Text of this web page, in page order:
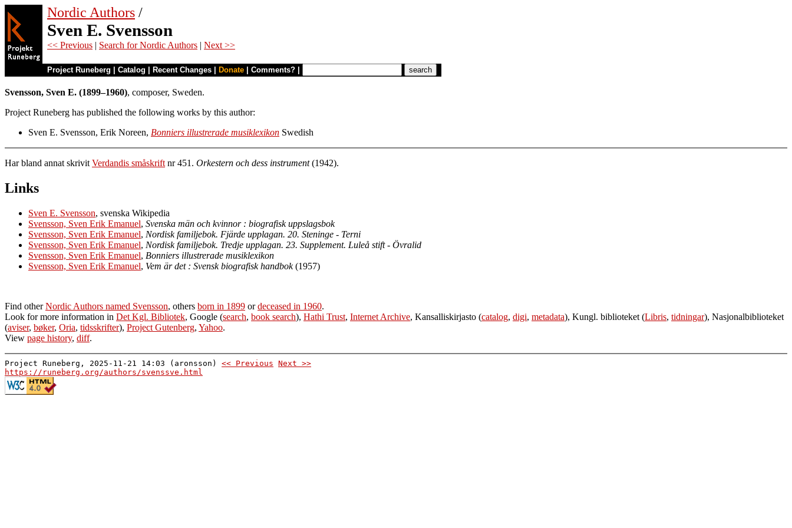
Nordic Authors /
Sven E. Svensson
<< Previous | Search for Nordic Authors | Next >>
Project Runeberg Catalog Recent Changes Donate Comments?
Svensson, Sven E. (1899–1960), composer, Sweden.
Project Runeberg has published the following works by this author:
Sven E. Svensson, Erik Noreen, Bonniers illustrerade musiklexikon Swedish
Har bland annat skrivit Verdandis småskrift nr 451. Orkestern och dess instrument(1942).
Links
Sven E. Svensson, svenska Wikipedia
Svensson, Sven Erik Emanuel, Svenska män och kvinnor : biografisk uppslagsbok
Svensson, Sven Erik Emanuel, Nordisk familjebok. Fjärde upplagan. 20. Steninge - Terni
Svensson, Sven Erik Emanuel, Nordisk familjebok. Tredje upplagan. 23. Supplement. Luleå stift - Övralid
Svensson, Sven Erik Emanuel, Bonniers illustrerade musiklexikon
Svensson, Sven Erik Emanuel, Vem är det : Svensk biografisk handbok(1957)
Find otherNordic Authors named Svensson, others born in 1899 ordeceased in 1960.
Look for more information in Det Kgl. Bibliotek, Google (search, book search), Hathi Trust, Internet Archive, Kansalliskirjasto (catalog, digi, metadata), Kungl. biblioteket (Libris, tidningar), Nasjonalbiblioteket
(aviser, bøker, Oria, tidsskrifter), Project Gutenberg, Yahoo.
View page history, diff.
Project Runeberg, 2025-11-21 14:03 (aronsson) << Previous Next >>
https://runeberg.org/authors/svenssve.html